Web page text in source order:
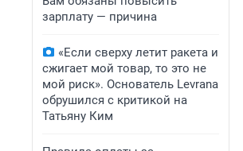
зарплату — причина
«Если сверху летит ракета и
сжигает мой товар, то это не
мой риск». Основатель Levrana
обрушился с критикой на
Татьяну Ким